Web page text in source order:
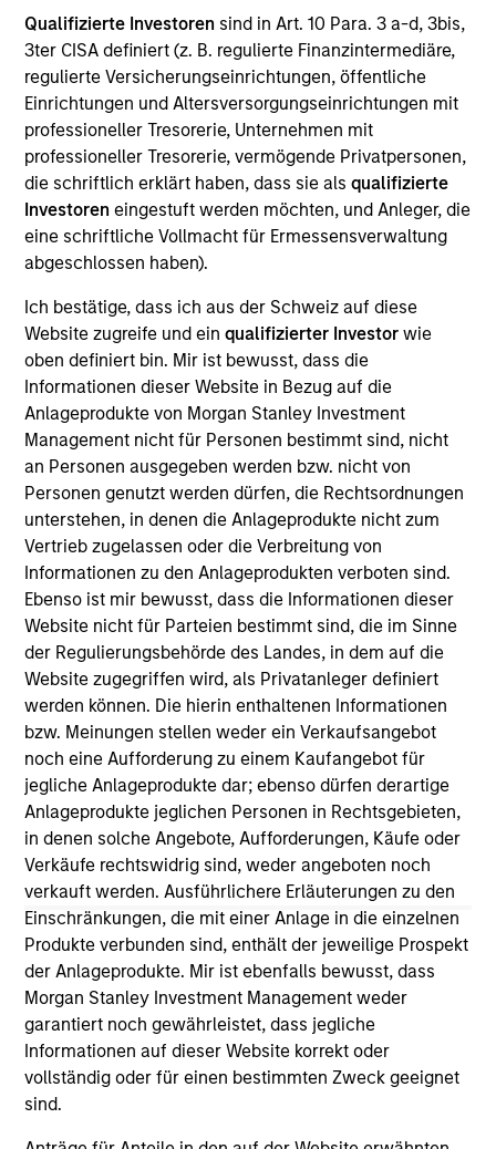
Qualifizierte Investoren sind in Art. 10 Para. 3 a-d, 3bis,
3ter CISA definiert (z. B. regulierte Finanzintermediäre,
regulierte Versicherungseinrichtungen, öffentliche
Einrichtungen und Altersversorgungseinrichtungen mit
professioneller Tresorerie, Unternehmen mit
professioneller Tresorerie, vermögende Privatpersonen,
die schriftlich erklärt haben, dass sie alsqualifizierte
Investoren eingestuft werden möchten, und Anleger, die
eine schriftliche Vollmacht für Ermessensverwaltung
abgeschlossen haben).
Ich bestätige, dass ich aus der Schweiz auf diese
Website zugreife und ein qualifizierter Investor wie
oben definiert bin. Mir ist bewusst, dass die
Informationen dieser Website in Bezug auf die
Anlageprodukte von Morgan Stanley Investment
Management nicht für Personen bestimmt sind, nicht
an Personen ausgegeben werden bzw. nicht von
Personen genutzt werden dürfen, die Rechtsordnungen
unterstehen, in denen die Anlageprodukte nicht zum
Vertrieb zugelassen oder die Verbreitung von
Informationen zu den Anlageprodukten verboten sind.
Ebenso ist mir bewusst, dass die Informationen dieser
Website nicht für Parteien bestimmt sind, die im Sinne
der Regulierungsbehörde des Landes, in dem auf die
Website zugegriffen wird, als Privatanleger definiert
werden können. Die hierin enthaltenen Informationen
bzw. Meinungen stellen weder ein Verkaufsangebot
noch eine Aufforderung zu einem Kaufangebot für
jegliche Anlageprodukte dar; ebenso dürfen derartige
Anlageprodukte jeglichen Personen in Rechtsgebieten,
in denen solche Angebote, Aufforderungen, Käufe oder
Verkäufe rechtswidrig sind, weder angeboten noch
verkauft werden. Ausführlichere Erläuterungen zu den
Einschränkungen, die mit einer Anlage in die einzelnen
Produkte verbunden sind, enthält der jeweilige Prospekt
der Anlageprodukte. Mir ist ebenfalls bewusst, dass
Morgan Stanley Investment Management weder
garantiert noch gewährleistet, dass jegliche
Informationen auf dieser Website korrekt oder
vollständig oder für einen bestimmten Zweck geeignet
sind.
Invested on
Mar 2022
Transaction Type
Buyout
SpendMend is a leading provider of cost cycle
management and regulatory compliance
management systems to hospitals and health
systems. Utilizing propietary technology to find
market leader in profit recovery.
View Current Employment Opportunities
View Site
Board Membership
Steve Rodgers,David M. Thompson
Investment Team
Morgan Stanley Capital Partners
Press Release
Morgan Stanley Capital Partners Completes
Investment in SpendMend
Mar 02,2022